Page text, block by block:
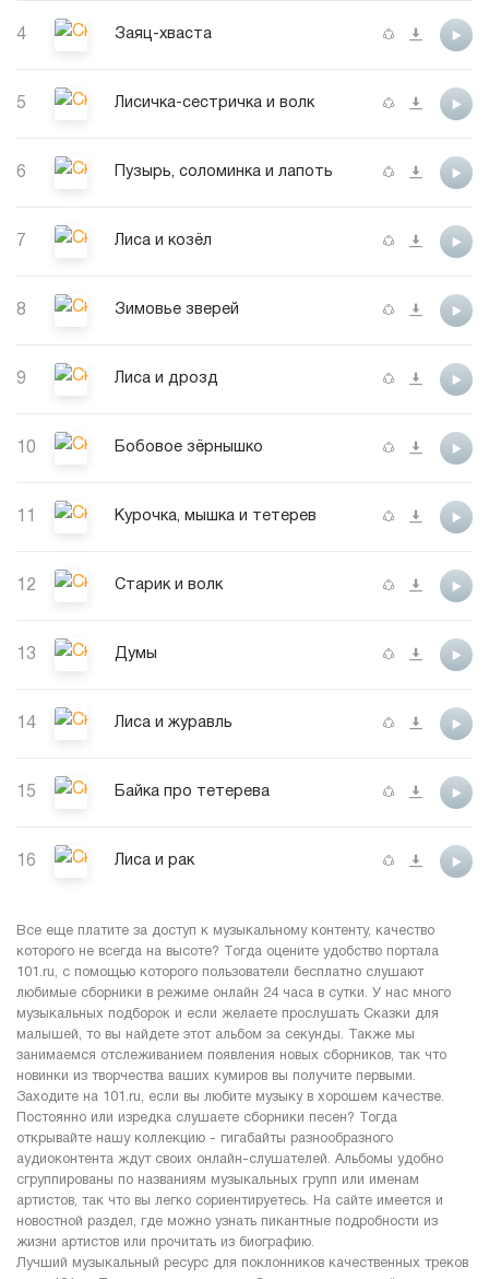
4 Заяц-хваста
5 Лисичка-сестричка и волк
6 Пузырь, соломинка и лапоть
7 Лиса и козёл
8 Зимовье зверей
9 Лиса и дрозд
10 Бобовое зёрнышко
11 Курочка, мышка и тетерев
12 Старик и волк
13 Думы
14 Лиса и журавль
15 Байка про тетерева
16 Лиса и рак
Все еще платите за доступ к музыкальному контенту, качество
которого не всегда на высоте? Тогда оцените удобство портала
101.ru, с помощью которого пользователи бесплатно слушают
любимые сборники в режиме онлайн 24 часа в сутки. У нас много
музыкальных подборок и если желаете прослушать Сказки для
малышей, то вы найдете этот альбом за секунды. Также мы
занимаемся отслеживанием появления новых сборников, так что
новинки из творчества ваших кумиров вы получите первыми.
Заходите на 101.ru, если вы любите музыку в хорошем качестве.
Постоянно или изредка слушаете сборники песен? Тогда
открывайте нашу коллекцию - гигабайты разнообразного
аудиоконтента ждут своих онлайн-слушателей. Альбомы удобно
сгруппированы по названиям музыкальных групп или именам
артистов, так что вы легко сориентируетесь. На сайте имеется и
новостной раздел, где можно узнать пикантные подробности из
жизни артистов или прочитать из биографию.
Лучший музыкальный ресурс для поклонников качественных треков